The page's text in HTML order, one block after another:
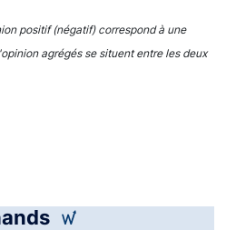
positif (négatif) correspond à une
agrégés se situent entre les deux